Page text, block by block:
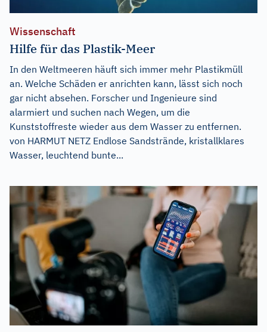
Wissenschaft
Hilfe für das Plastik-Meer
In den Weltmeeren häuft sich immer mehr Plastikmüll
an. Welche Schäden er anrichten kann, lässt sich noch
gar nicht absehen. Forscher und Ingenieure sind
alarmiert und suchen nach Wegen, um die
Kunststoffreste wieder aus dem Wasser zu entfernen.
von HARMUT NETZ Endlose Sandstrände, kristallklares
Wasser, leuchtend bunte...